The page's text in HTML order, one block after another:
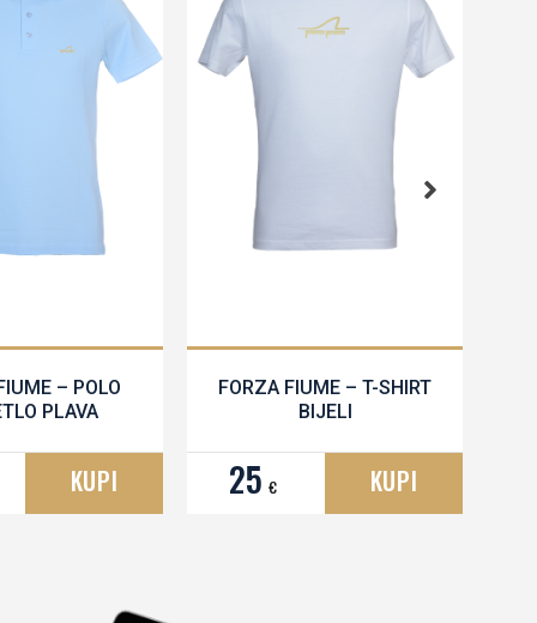
– POLO
PLAVA
KUPI
FORZA FIUME – T-SHIRT
BIJELI
KUPI